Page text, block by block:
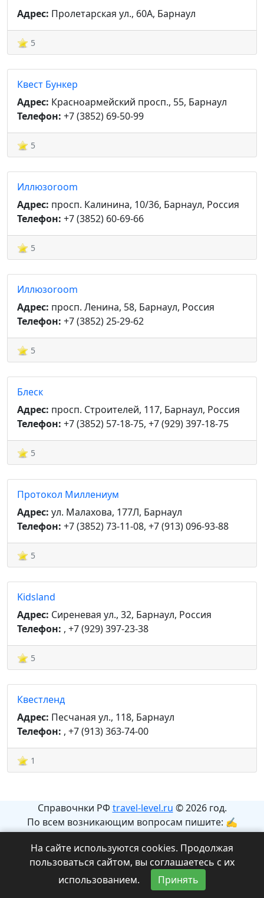
Адрес: Пролетарская ул., 60А, Барнаул
5
Квест Бункер
Адрес: Красноармейский просп., 55, Барнаул
Телефон: +7 (3852) 69-50-99
5
Иллюзоroom
Адрес: просп. Калинина, 10/36, Барнаул, Россия
Телефон: +7 (3852) 60-69-66
5
Иллюзоroom
Адрес: просп. Ленина, 58, Барнаул, Россия
Телефон: +7 (3852) 25-29-62
5
Блеск
Адрес: просп. Строителей, 117, Барнаул, Россия
Телефон: +7 (3852) 57-18-75, +7 (929) 397-18-75
5
Протокол Миллениум
Адрес: ул. Малахова, 177Л, Барнаул
Телефон: +7 (3852) 73-11-08, +7 (913) 096-93-88
5
Kidsland
Адрес: Сиреневая ул., 32, Барнаул, Россия
Телефон: , +7 (929) 397-23-38
5
Квестленд
Адрес: Песчаная ул., 118, Барнаул
Телефон: , +7 (913) 363-74-00
1
Справочнки РФ travel-level.ru © 2026 год.
По всем возникающим вопросам пишите: ✍
info@travel-level.ru
На сайте может содержаться информация с
ограничениями 12+.
На сайте используются cookies. Продолжая
пользоваться сайтом, вы соглашаетесь с их
использованием.
Принять